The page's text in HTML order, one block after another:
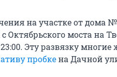
на участке от дома №
с Октябрьского моста на
23:00. Эту развязку
пробкена Дачной